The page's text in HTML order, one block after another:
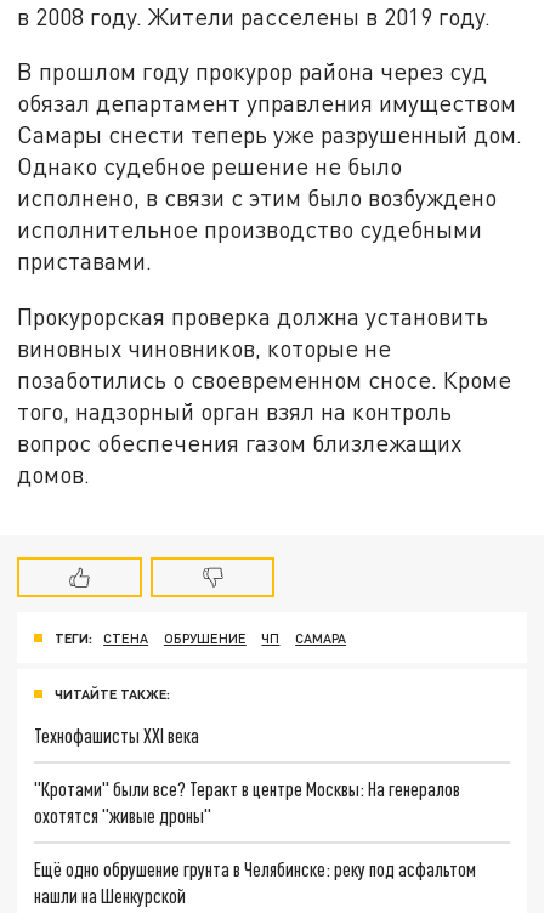
в 2008 году. Жители расселены в 2019 году.
В прошлом году прокурор района через суд
обязал департамент управления имуществом
Самары снести теперь уже разрушенный дом.
Однако судебное решение не было
исполнено, в связи с этим было возбуждено
исполнительное производство судебными
приставами.
Прокурорская проверка должна установить
виновных чиновников, которые не
позаботились о своевременном сносе. Кроме
того, надзорный орган взял на контроль
вопрос обеспечения газом близлежащих
домов.
ТЕГИ: СТЕНА ОБРУШЕНИЕ ЧП САМАРА
ЧИТАЙТЕ ТАКЖЕ:
Технофашисты XXI века
"Кротами" были все? Теракт в центре Москвы: На генералов
охотятся "живые дроны"
Ещё одно обрушение грунта в Челябинске: реку под асфальтом
нашли на Шенкурской